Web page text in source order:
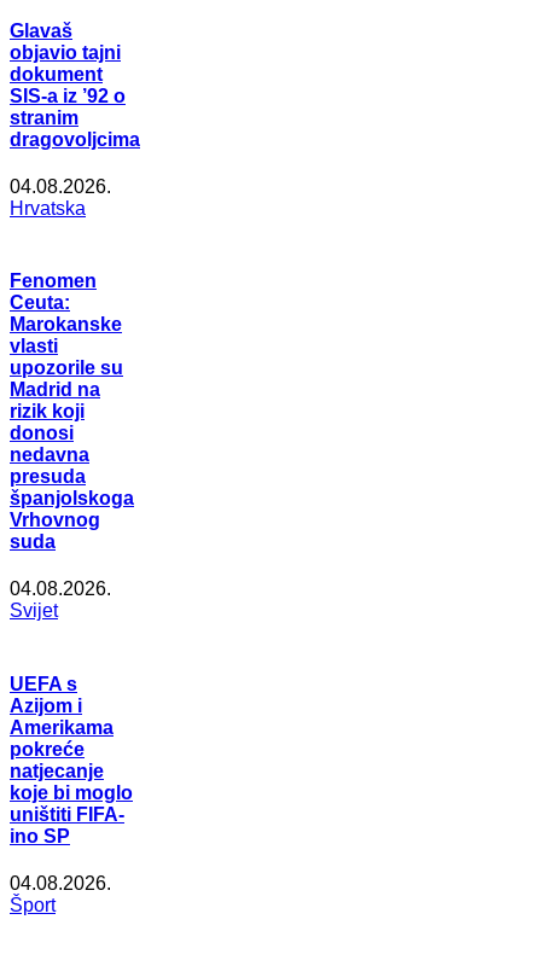
Glavaš
objavio tajni
dokument
SIS-a iz ’92 o
stranim
dragovoljcima
04.08.2026.
Hrvatska
Fenomen
Ceuta:
Marokanske
vlasti
upozorile su
Madrid na
rizik koji
donosi
nedavna
presuda
španjolskoga
Vrhovnog
suda
04.08.2026.
Svijet
UEFA s
Azijom i
Amerikama
pokreće
natjecanje
koje bi moglo
uništiti FIFA-
ino SP
04.08.2026.
Šport